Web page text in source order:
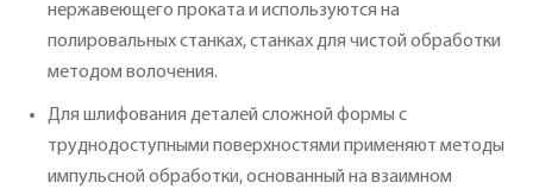
нержавеющего проката и используются на
полировальных станках, станках для чистой обработки
методом волочения.
Для шлифования деталей сложной формы с
труднодоступными поверхностями применяют методы
импульсной обработки, основанный на взаимном